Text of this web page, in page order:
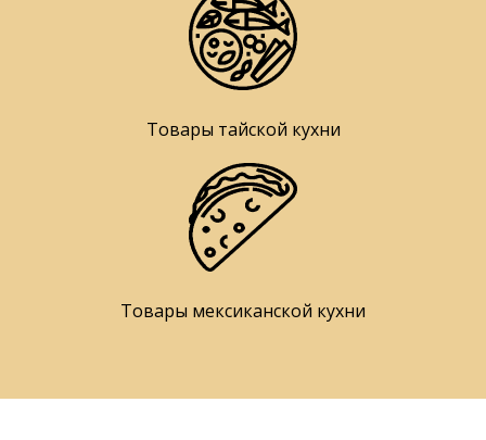
Товары тайской кухни
Товары мексиканской кухни